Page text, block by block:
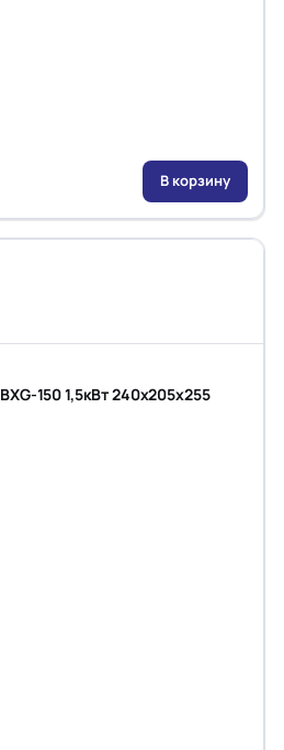
В корзину
150 1,5кВт 240х205х255